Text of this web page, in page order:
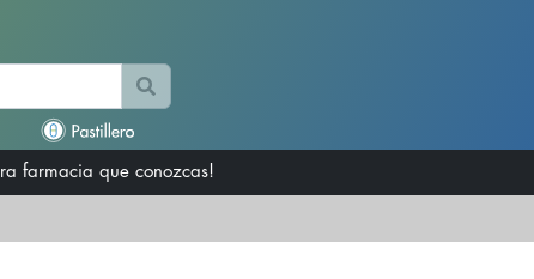
farmacia que conozcas!